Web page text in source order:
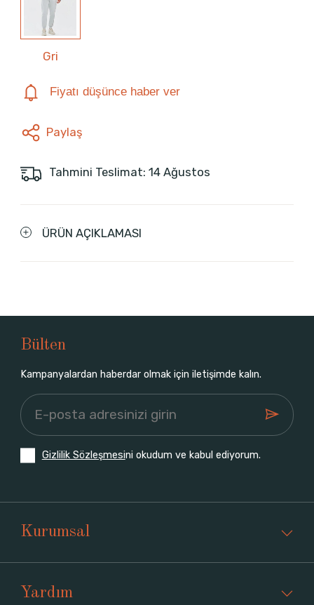
Gri
Fiyatı düşünce haber ver
Paylaş
Tahmini Teslimat: 14 Ağustos
ÜRÜN AÇIKLAMASI
Bülten
Kampanyalardan haberdar olmak için iletişimde kalın.
Gizlilik Sözleşmesini okudum ve kabul ediyorum.
Kurumsal
Yardım